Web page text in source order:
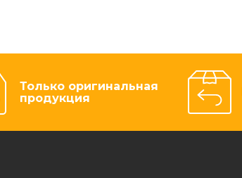
Только оригинальная
продукция